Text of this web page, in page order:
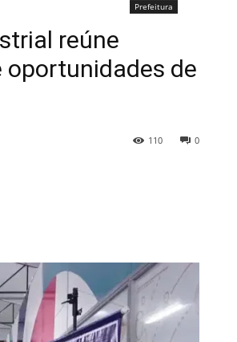
Prefeitura
reúne
oportunidades de
0
110